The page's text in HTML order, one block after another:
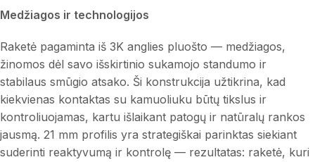
Medžiagos ir technologijos
Raketė pagaminta iš 3K anglies pluošto — medžiagos,
žinomos dėl savo išskirtinio sukamojo standumo ir
stabilaus smūgio atsako. Ši konstrukcija užtikrina, kad
kiekvienas kontaktas su kamuoliuku būtų tikslus ir
kontroliuojamas, kartu išlaikant patogų ir natūralų rankos
jausmą. 21 mm profilis yra strategiškai parinktas siekiant
suderinti reaktyvumą ir kontrolę — rezultatas: raketė, kuri